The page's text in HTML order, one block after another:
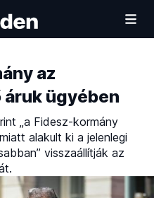
az
ügyében
„a Fidesz-kormány
alakult ki a jelenlegi
visszaállítják az